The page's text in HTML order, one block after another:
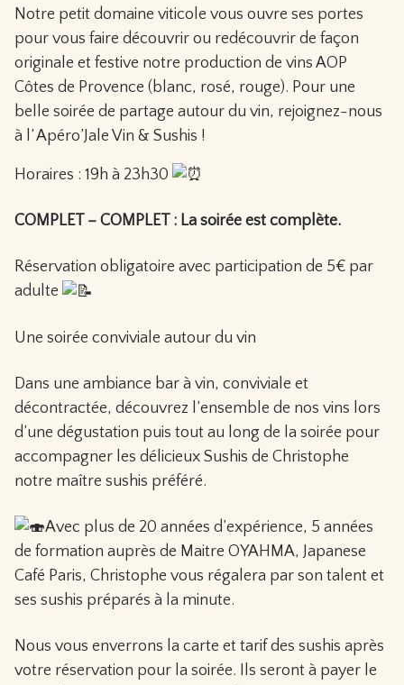
Notre petit domaine viticole vous ouvre ses portes
pour vous faire découvrir ou redécouvrir de façon
originale et festive notre production de vins AOP
Côtes de Provence (blanc, rosé, rouge). Pour une
belle soirée de partage autour du vin, rejoignez-nous
à l’ Apéro’Jale Vin & Sushis !
Horaires : 19h à 23h30
COMPLET – COMPLET : La soirée est complète.
Réservation obligatoire avec participation de 5€ par
adulte
Une soirée conviviale autour du vin
Dans une ambiance bar à vin, conviviale et
décontractée, découvrez l’ensemble de nos vins lors
d’une dégustation puis tout au long de la soirée pour
accompagner les délicieux Sushis de Christophe
notre maître sushis préféré.
Avec plus de 20 années d’expérience, 5 années
de formation auprès de Maitre OYAHMA, Japanese
Café Paris, Christophe vous régalera par son talent et
ses sushis préparés à la minute.
Nous vous enverrons la carte et tarif des sushis après
votre réservation pour la soirée. Ils seront à payer le